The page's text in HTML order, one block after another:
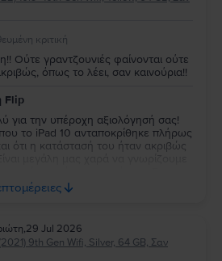
κριτική
Ούτε γραντζουνιές φαίνονται ούτε
όπως το λέει, σαν καινούρια!!
Flip
για την υπέροχη αξιολόγησή σας!
που το iPad 10 ανταποκρίθηκε πλήρως
ότι η κατάστασή του ήταν ακριβώς
σας και ευχόμαστε να
,29 Jul 2026
9th Gen Wifi, Silver, 64 GB, Σαν